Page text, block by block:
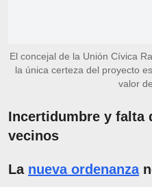
El concejal de la Unión Cívica
la única certeza del proyecto
valor
Incertidumbre y falta
vecinos
La nueva ordenanza